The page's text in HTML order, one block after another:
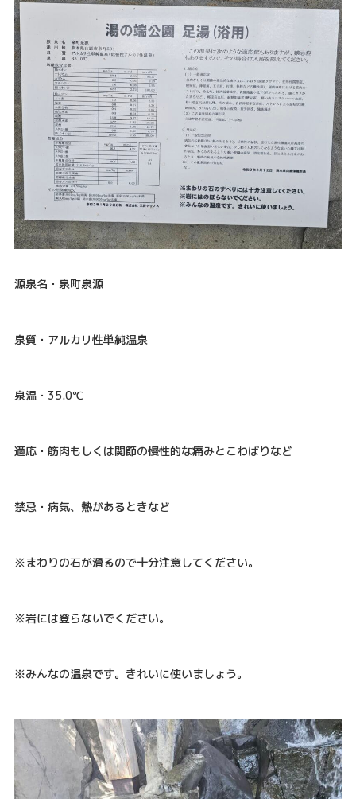
源泉名・泉町泉源
泉質・アルカリ性単純温泉
泉温・35.0℃
適応・筋肉もしくは関節の慢性的な痛みとこわばりなど
禁忌・病気、熱があるときなど
※まわりの石が滑るので十分注意してください。
※岩には登らないでください。
※みんなの温泉です。きれいに使いましょう。